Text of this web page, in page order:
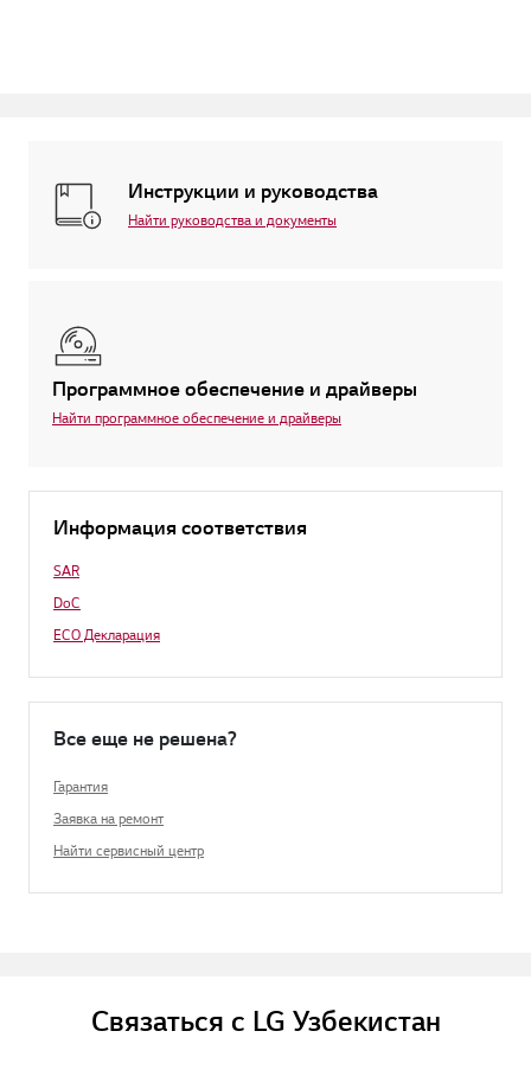
Инструкции и руководства
Найти руководства и документы
Программное обеспечение и драйверы
Найти программное обеспечение и драйверы
Информация соответствия
SAR
DoC
ECO Декларация
Все еще не решена?
Гарантия
Заявка на ремонт
Найти сервисный центр
Связаться с LG Узбекистан